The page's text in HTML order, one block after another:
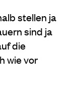
stellen ja
sind ja
die
wie vor